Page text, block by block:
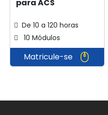
para ACS
De 10 a 120 horas
10 Módulos
Matricule-se